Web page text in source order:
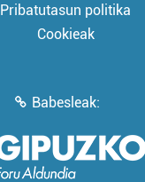
Pribatutasun politika
Cookieak
Babesleak: